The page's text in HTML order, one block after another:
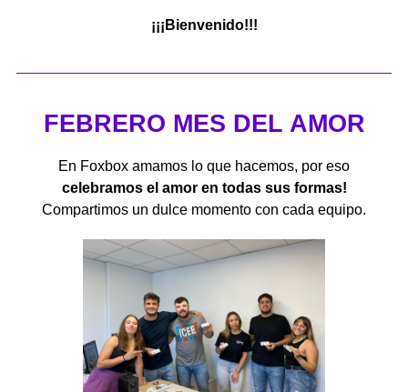
¡¡¡Bienvenido!!!
FEBRERO MES DEL AMOR
En Foxbox amamos lo que hacemos, por eso
celebramos el amor en todas sus formas!
Compartimos un dulce momento con cada equipo.